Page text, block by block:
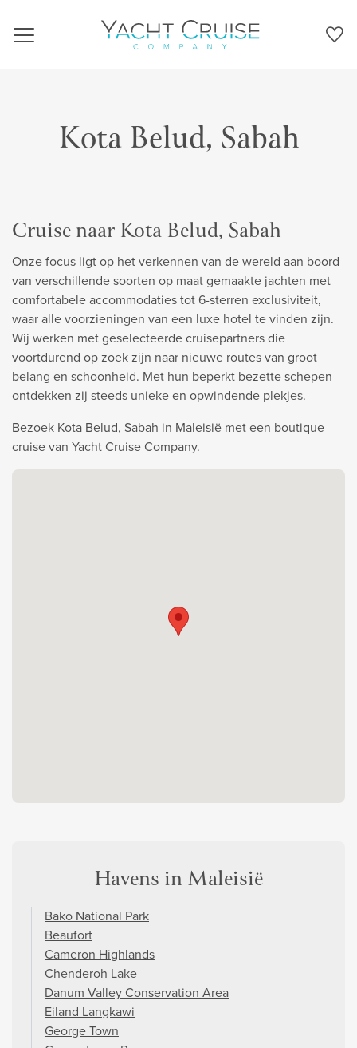
Navigation
Kota Belud, Sabah
Cruise naar Kota Belud, Sabah
Onze focus ligt op het verkennen van de wereld aan boord
van verschillende soorten op maat gemaakte jachten met
comfortabele accommodaties tot 6-sterren exclusiviteit,
waar alle voorzieningen van een luxe hotel te vinden zijn.
Wij werken met geselecteerde cruisepartners die
voortdurend op zoek zijn naar nieuwe routes van groot
belang en schoonheid. Met hun beperkt bezette schepen
ontdekken zij steeds unieke en opwindende plekjes.
Bezoek Kota Belud, Sabah in Maleisië met een boutique
cruise van Yacht Cruise Company.
Havens in Maleisië
Bako National Park
Beaufort
Cameron Highlands
Chenderoh Lake
Danum Valley Conservation Area
Eiland Langkawi
George Town